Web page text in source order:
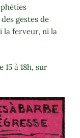
gestes de
la ferveur, ni la
à 18h, sur